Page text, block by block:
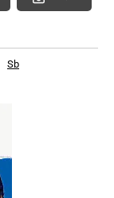
Sb